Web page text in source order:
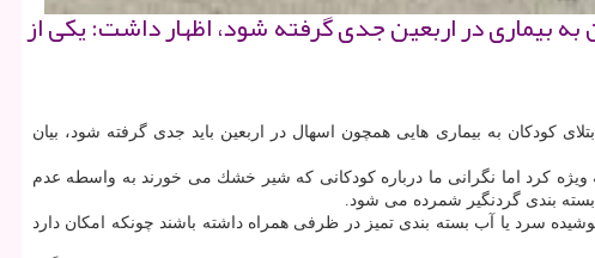
بیماری در اربعین جدی گرفته شود، اظهار داشت: یكی از
كودكان به بیماری هایی همچون اسهال در اربعین باید جدی گرفته شود، بیان
ویژه كرد اما نگرانی ما درباره كودكانی كه شیر خشك می خورند به واسطه عدم
بسته بندی گردنگیر شمرده می شود.
سرد یا آب بسته بندی تمیز در ظرفی همراه داشته باشند چونكه امكان دارد